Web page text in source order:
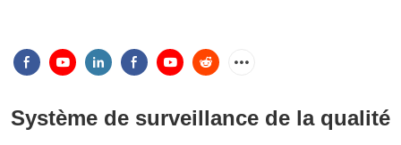
Système de surveillance de la qualité